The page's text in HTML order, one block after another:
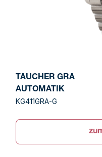
TAUCHER GRA
AUTOMATIK
KG411GRA-G